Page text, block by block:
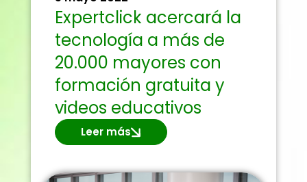
Expertclick acercará la
tecnología a más de
20.000 mayores con
formación gratuita y
videos educativos
Leer más